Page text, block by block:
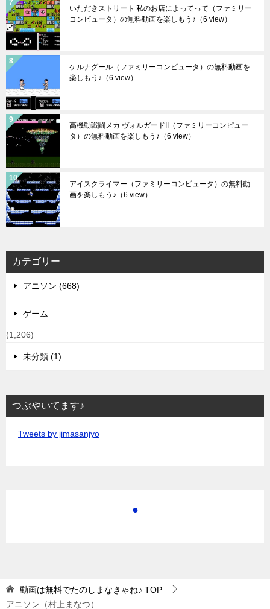
いただきストリート 私のお店によってって（ファミリー
コンピュータ）の無料動画を楽しもう♪ （6 view）
ケルナグール（ファミリーコンピュータ）の無料動画を
楽しもう♪ （6 view）
高機動戦闘メカ ヴォルガードII（ファミリーコンピュー
タ）の無料動画を楽しもう♪ （6 view）
アイスクライマー（ファミリーコンピュータ）の無料動
画を楽しもう♪ （6 view）
カテゴリー
アニソン (668)
ゲーム
(1,206)
未分類 (1)
つぶやいてます♪
Tweets by jimasanjyo
●
動画は無料でたのしまなきゃね♪ TOP
アニソン（村上まなつ）